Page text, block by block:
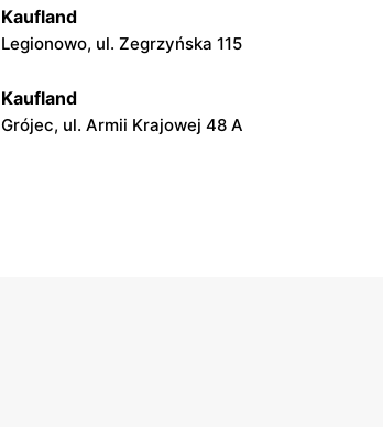
Kaufland
Legionowo, ul. Zegrzyńska 115
Kaufland
Grójec, ul. Armii Krajowej 48 A